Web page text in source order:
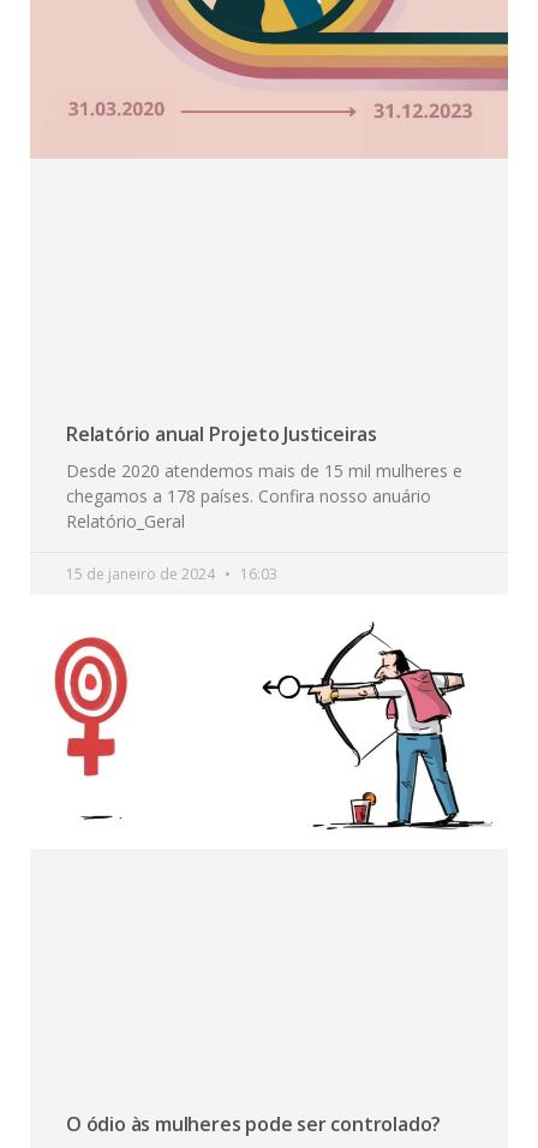
Relatório anual Projeto Justiceiras
Desde 2020 atendemos mais de 15 mil mulheres e
chegamos a 178 países. Confira nosso anuário
Relatório_Geral
15 de janeiro de 2024 16:03
O ódio às mulheres pode ser controlado?